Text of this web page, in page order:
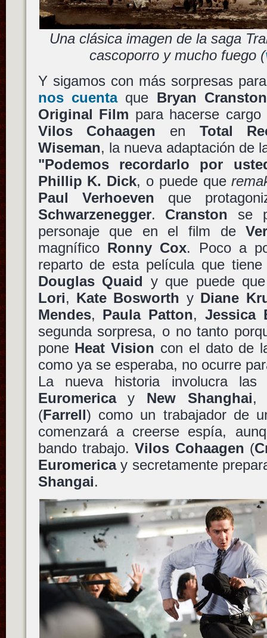
Una clásica imagen de la saga
cascoporro y mucho fuego (
Y sigamos con más sorpresas
nos cuentaque Bryan Cranston
Original Film para hacerse
Vilos Cohaagen en Total
Wiseman, la nueva adaptación de
"Podemos recordarlo por
Phillip K. Dick, o puede que
Paul Verhoeven que
Schwarzenegger. Cranston se
personaje que en el film de
magnífico Ronny Cox. Poco a
reparto de esta película que
Douglas Quaid y que puede
Lori, Kate Bosworth y Diane
Mendes, Paula Patton, Jessica
segunda sorpresa, o no tanto
pone Heat Vision con el dato de
como ya se esperaba, no ocurre
La nueva historia involucra las
Euromericay New Shanghai,
(Farrell) como un trabajador de
comenzará a creerse espía,
bando trabajo.Vilos Cohaagen (
Euromericay secretamente
Shangai.